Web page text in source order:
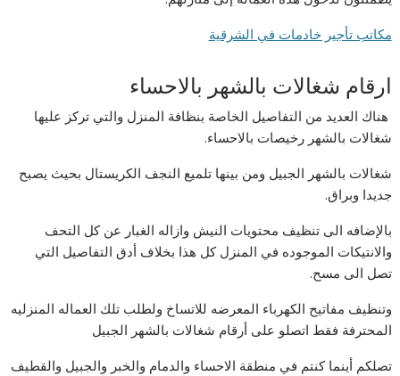
مكاتب تأجير خادمات في الشرقية
ارقام شغالات بالشهر بالاحساء
هناك العديد من التفاصيل الخاصة بنظافة المنزل والتي تركز عليها
شغالات بالشهر رخيصات بالاحساء.
شغالات بالشهر الجبيل ومن بينها تلميع النجف الكريستال بحيث يصبح
جديدا وبراق.
بالإضافه الى تنظيف محتويات النيش وازاله الغبار عن كل التحف
والانتيكات الموجوده في المنزل كل هذا بخلاف أدق التفاصيل التي
تصل الى مسح.
وتنظيف مفاتيح الكهرباء المعرضه للاتساخ ولطلب تلك العماله المنزليه
المحترفة فقط اتصلو على أرقام شغالات بالشهر الجبيل
تصلكم أينما كنتم في منطقة الاحساء والدمام والخبر والجبيل والقطيف